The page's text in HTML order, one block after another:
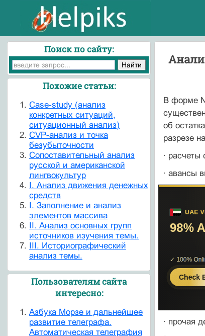
В форме №
об
разрезе
· расчеты
· авансы
· прочая
Поиск по сайту:
Похожие статьи:
Case-study (анализ
конкретных ситуаций,
ситуационный анализ)
CVP-анализ и точка
безубыточности
Cопоставительный анализ
русской и американской
лингвокультур
I. Анализ движения денежных
средств
I. Заполнение и анализ
элементов массива
II. Анализ основных групп
источников изучения темы.
III. Историографический
анализ темы.
Пользователям сайта
интересно:
Азбука Морзе и дальнейшее
развитие телеграфа.
Автоматическая телеграфия